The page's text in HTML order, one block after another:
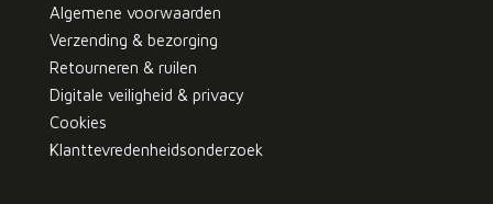
Algemene voorwaarden
Verzending & bezorging
Retourneren & ruilen
Digitale veiligheid & privacy
Cookies
Klanttevredenheidsonderzoek